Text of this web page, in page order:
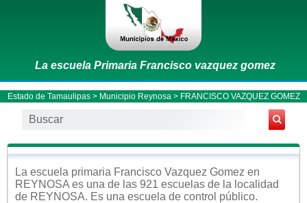
La escuela Primaria Francisco vazquez gomez
Estado de Tamaulipas> Municipio Reynosa > FRANCISCO VAZQUEZ GOMEZ
La escuela primaria Francisco Vazquez Gomez en
REYNOSA es una de las 921 escuelas de la localidad
de REYNOSA. Es una escuela de control público.